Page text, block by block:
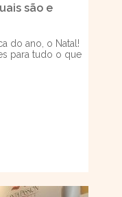
são e
do ano, o Natal!
para tudo o que